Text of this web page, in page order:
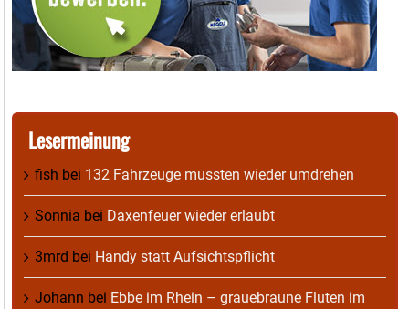
Lesermeinung
fish bei 132 Fahrzeuge mussten wieder umdrehen
Sonnia bei Daxenfeuer wieder erlaubt
3mrd bei Handy statt Aufsichtspflicht
Johann bei Ebbe im Rhein – grauebraune Fluten im